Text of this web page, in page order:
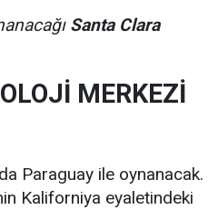
Santa Clara
MERKEZİ
Paraguay ile oynanacak.
Kaliforniya eyaletindeki